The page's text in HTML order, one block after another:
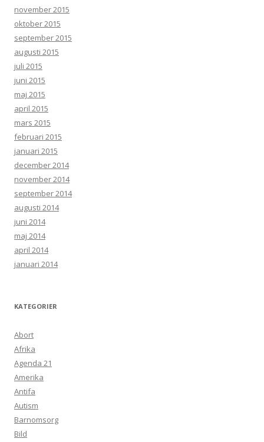
november 2015
oktober 2015
september 2015
augusti 2015
juli 2015
juni 2015
maj 2015
april 2015
mars 2015
februari 2015
januari 2015
december 2014
november 2014
september 2014
augusti 2014
juni 2014
maj 2014
april 2014
januari 2014
KATEGORIER
Abort
Afrika
Agenda 21
Amerika
Antifa
Autism
Barnomsorg
Bild